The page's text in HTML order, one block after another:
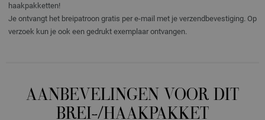
haakpakketten!
Je ontvangt het breipatroon gratis per e-mail met je verzendbevestiging. Op
verzoek kun je ook een gedrukt exemplaar ontvangen.
AANBEVELINGEN VOOR DIT
BREI-/HAAKPAKKET